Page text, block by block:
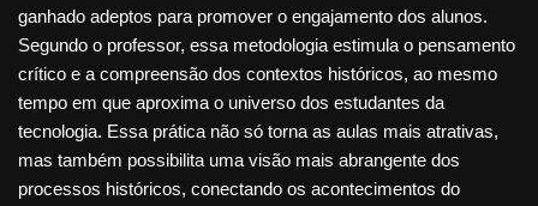
ganhado adeptos para promover o engajamento dos alunos.
Segundo o professor, essa metodologia estimula o pensamento
crítico e a compreensão dos contextos históricos, ao mesmo
tempo em que aproxima o universo dos estudantes da
tecnologia. Essa prática não só torna as aulas mais atrativas,
mas também possibilita uma visão mais abrangente dos
processos históricos, conectando os acontecimentos do